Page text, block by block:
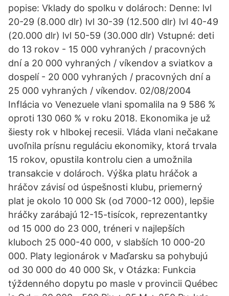
popise: Vklady do spolku v dolároch: Denne: lvl
20-29 (8.000 dlr) lvl 30-39 (12.500 dlr) lvl 40-49
(20.000 dlr) lvl 50-59 (30.000 dlr) Vstupné: deti
do 13 rokov - 15 000 vyhraných / pracovných
dní a 20 000 vyhraných / víkendov a sviatkov a
dospelí - 20 000 vyhraných / pracovných dní a
25 000 vyhraných / víkendov. 02/08/2004
Inflácia vo Venezuele vlani spomalila na 9 586 %
oproti 130 060 % v roku 2018. Ekonomika je už
šiesty rok v hlbokej recesii. Vláda vlani nečakane
uvoľnila prísnu reguláciu ekonomiky, ktorá trvala
15 rokov, opustila kontrolu cien a umožnila
transakcie v dolároch. Výška platu hráčok a
hráčov závisí od úspešnosti klubu, priemerný
plat je okolo 10 000 Sk (od 7000-12 000), lepšie
hráčky zarábajú 12-15-tisícok, reprezentantky
od 15 000 do 23 000, tréneri v najlepších
kluboch 25 000-40 000, v slabších 10 000-20
000. Platy legionárok v Maďarsku sa pohybujú
od 30 000 do 40 000 Sk, v Otázka: Funkcia
týždenného dopytu po masle v provincii Québec